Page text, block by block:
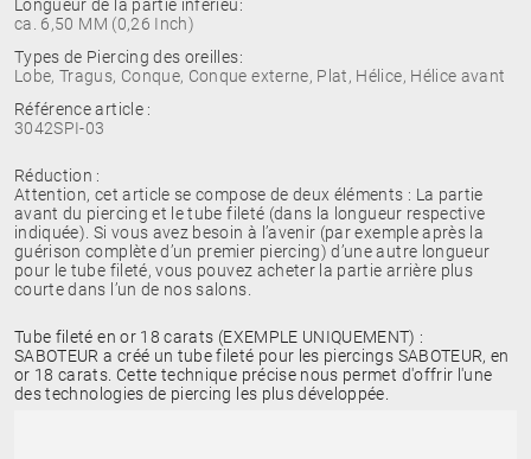
Longueur de la partie inférieu:
ca. 6,50 MM (0,26 Inch)
Types de Piercing des oreilles:
Lobe, Tragus, Conque, Conque externe, Plat, Hélice, Hélice avant
Référence article :
3042SPI-03
Réduction :
Attention, cet article se compose de deux éléments : La partie
avant du piercing et le tube fileté (dans la longueur respective
indiquée). Si vous avez besoin à l’avenir (par exemple après la
guérison complète d’un premier piercing) d’une autre longueur
pour le tube fileté, vous pouvez acheter la partie arrière plus
courte dans l’un de nos salons.
Tube fileté en or 18 carats (EXEMPLE UNIQUEMENT) :
SABOTEUR a créé un tube fileté pour les piercings SABOTEUR, en
or 18 carats. Cette technique précise nous permet d'offrir l'une
des technologies de piercing les plus développée.